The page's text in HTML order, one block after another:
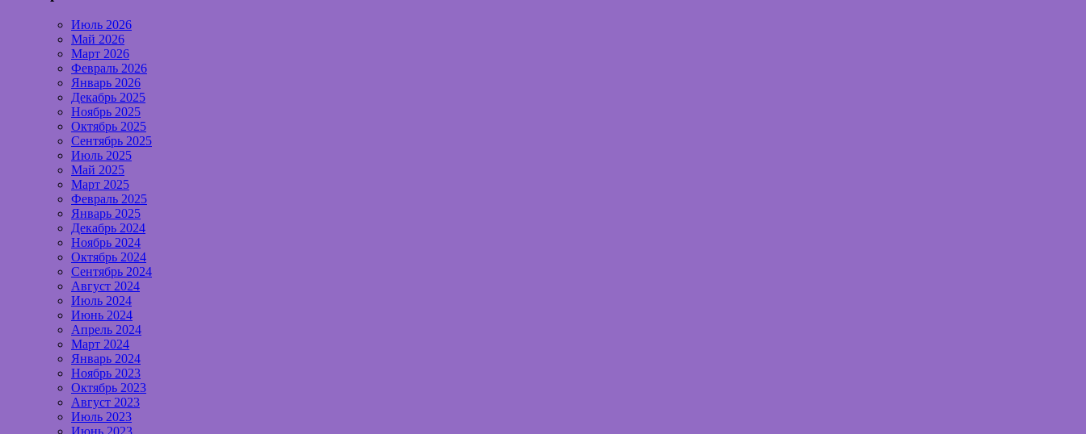
Июль 2026
Май 2026
Март 2026
Февраль 2026
Январь 2026
Декабрь 2025
Ноябрь 2025
Октябрь 2025
Сентябрь 2025
Июль 2025
Май 2025
Март 2025
Февраль 2025
Январь 2025
Декабрь 2024
Ноябрь 2024
Октябрь 2024
Сентябрь 2024
Август 2024
Июль 2024
Июнь 2024
Апрель 2024
Март 2024
Январь 2024
Ноябрь 2023
Октябрь 2023
Август 2023
Июль 2023
Июнь 2023